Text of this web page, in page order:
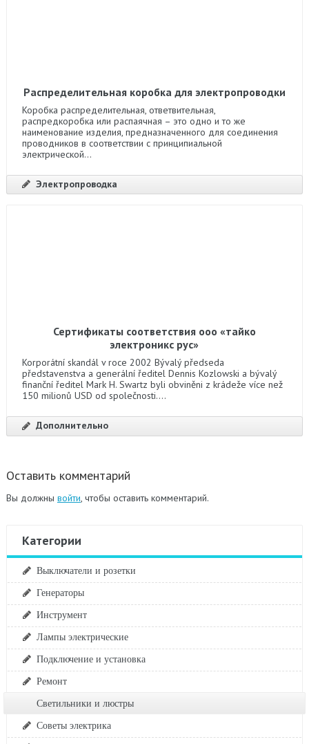
Распределительная коробка для электропроводки
Коробка распределительная, ответвительная,
распредкоробка или распаячная – это одно и то же
наименование изделия, предназначенного для соединения
проводников в соответствии с принципиальной
электрической...
Электропроводка
Сертификаты соответствия ооо «тайко
электроникс рус»
Korporátní skandál v roce 2002 Bývalý předseda
představenstva a generální ředitel Dennis Kozlowski a bývalý
finanční ředitel Mark H. Swartz byli obviněni z krádeže více než
150 milionů USD od společnosti....
Дополнительно
Оставить комментарий
Вы должны войти , чтобы оставить комментарий.
Категории
Выключатели и розетки
Генераторы
Инструмент
Лампы электрические
Подключение и установка
Ремонт
Светильники и люстры
Советы электрика